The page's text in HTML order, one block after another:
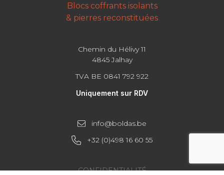
Blocs coffrants isolants
& pierres reconstituées
Chemin du Hélivy 11
4845 Jalhay
TVA BE 0841 792 922
Uniquement sur RDV
info@boldas.be
+32 (0)498 16 60 55
CONFIDENTIALITÉ